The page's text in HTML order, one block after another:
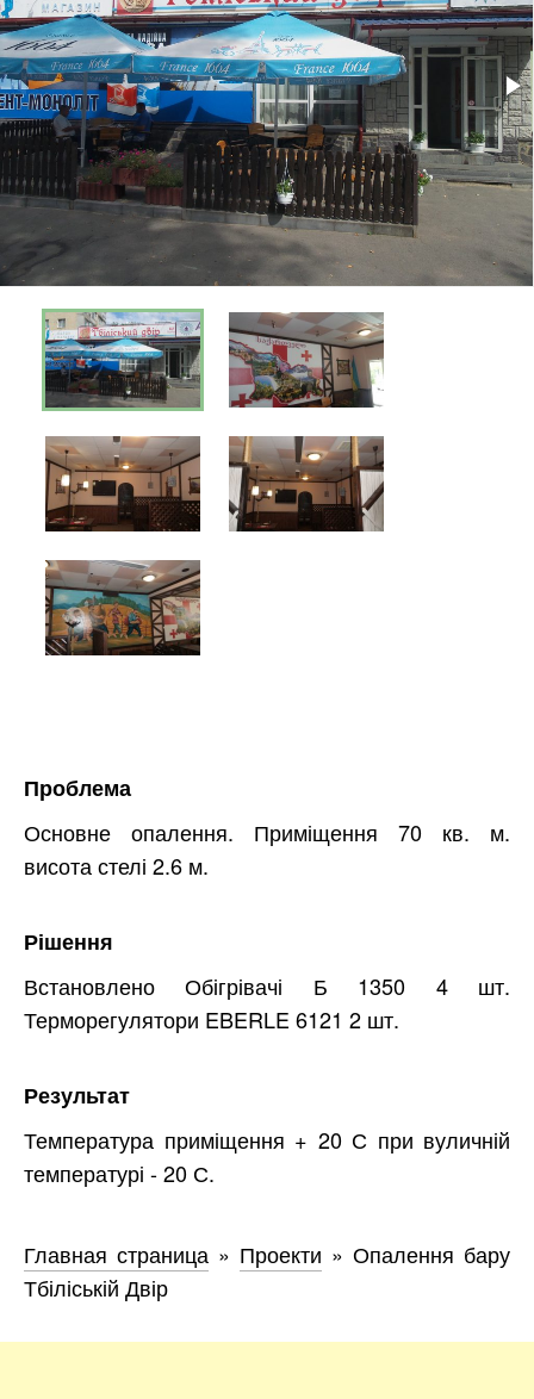
Проблема
Основне опалення. Приміщення 70 кв. м.
висота стелі 2.6 м.
Рішення
Встановлено Обігрівачі Б 1350 4 шт.
Терморегулятори EBERLE 6121 2 шт.
Результат
Температура приміщення + 20 С при вуличній
температурі - 20 С.
Главная страница » Проекти » Опалення бару
Тбіліській Двір